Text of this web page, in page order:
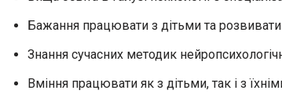
Бажання працювати з дітьми та розвивати
Знання сучасних методик
Вміння працювати як з дітьми, так і з